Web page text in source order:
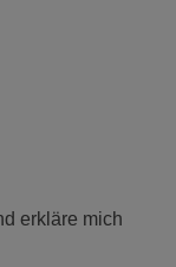
erkläre mich